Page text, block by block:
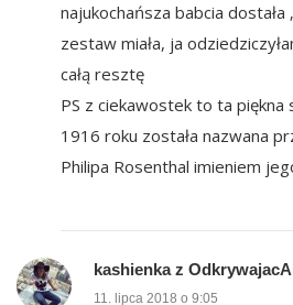
najukochańsza babcia dostała
zestaw miała, ja
całą resztę
PS z ciekawostek to ta
1916 roku została nazwana
Philipa Rosenthal imieniem
kashienka z
11. lipca 2018 o 9:05